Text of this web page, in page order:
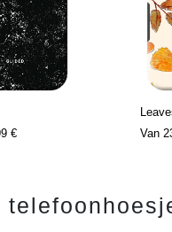
€
Van